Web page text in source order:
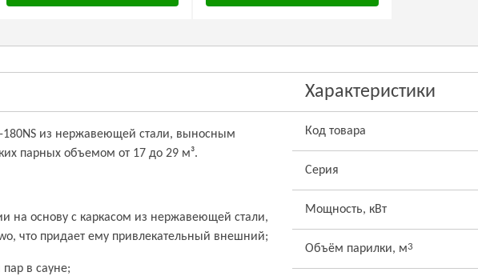
180NS из нержавеющей стали, выносным
парных объемом от 17 до 29 м³.
на основу с каркасом из нержавеющей стали,
что придает ему привлекательный внешний;
в сауне;
Характеристики
Код товара
Серия
Мощность, кВт
Объём парилки, м3